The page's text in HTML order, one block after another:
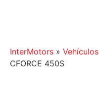
InterMotors » Vehículos
CFORCE 450S